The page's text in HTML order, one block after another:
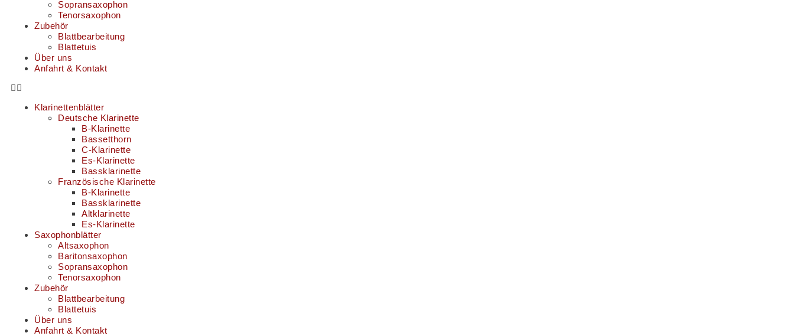
Sopransaxophon
Tenorsaxophon
Zubehör
Blattbearbeitung
Blattetuis
Über uns
Anfahrt & Kontakt
Klarinettenblätter
Deutsche Klarinette
B-Klarinette
Bassetthorn
C-Klarinette
Es-Klarinette
Bassklarinette
Französische Klarinette
B-Klarinette
Bassklarinette
Altklarinette
Es-Klarinette
Saxophonblätter
Altsaxophon
Baritonsaxophon
Sopransaxophon
Tenorsaxophon
Zubehör
Blattbearbeitung
Blattetuis
Über uns
Anfahrt & Kontakt